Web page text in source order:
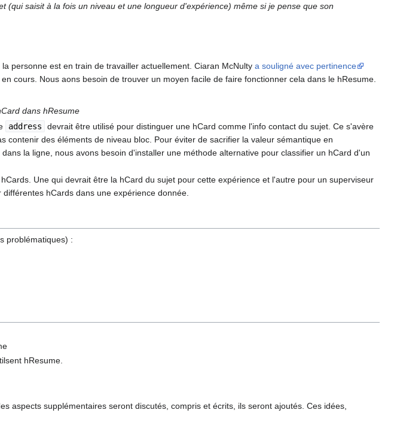
(qui saisit à la fois un niveau et une longueur d'expérience) même si je pense que son
personne est en train de travailler actuellement. Ciaran McNulty a souligné avec pertinence
cours. Nous aons besoin de trouver un moyen facile de faire fonctionner cela dans le hResume.
dans hResume
address
devrait être utilisé pour distinguer une hCard comme l'info contact du sujet. Ce s'avère
contenir des éléments de niveau bloc. Pour éviter de sacrifier la valeur sémantique en
la ligne, nous avons besoin d'installer une méthode alternative pour classifier un hCard d'un
Une qui devrait être la hCard du sujet pour cette expérience et l'autre pour un superviseur
hCards dans une expérience donnée.
problématiques) :
hResume.
aspects supplémentaires seront discutés, compris et écrits, ils seront ajoutés. Ces idées,